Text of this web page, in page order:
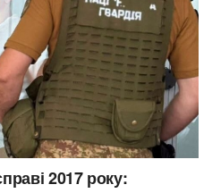
2017 року: